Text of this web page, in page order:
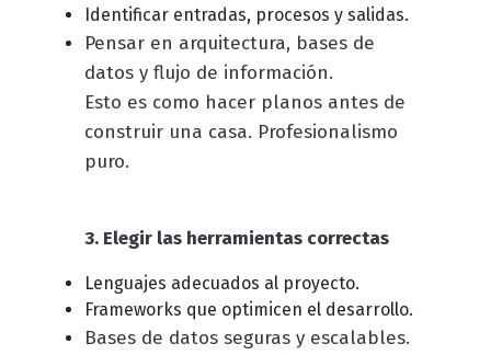
Identificar entradas, procesos y salidas.
Pensar en arquitectura, bases de
datos y flujo de información.
Esto es como hacer planos antes de
construir una casa. Profesionalismo
puro.
3. Elegir las herramientas correctas
Lenguajes adecuados al proyecto.
Frameworks que optimicen el desarrollo.
Bases de datos seguras y escalables.